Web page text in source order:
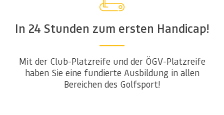
In 24 Stunden zum ersten Handicap!
Mit der Club-Platzreife und der ÖGV-Platzreife
haben Sie eine fundierte Ausbildung in allen
Bereichen des Golfsport!